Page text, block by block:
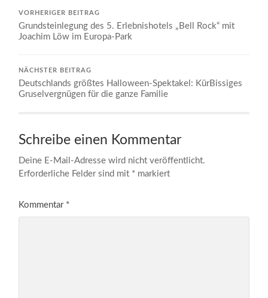
VORHERIGER BEITRAG
Grundsteinlegung des 5. Erlebnishotels „Bell Rock“ mit
Joachim Löw im Europa-Park
NÄCHSTER BEITRAG
Deutschlands größtes Halloween-Spektakel: KürBissiges
Gruselvergnügen für die ganze Familie
Schreibe einen Kommentar
Deine E-Mail-Adresse wird nicht veröffentlicht.
Erforderliche Felder sind mit * markiert
Kommentar *